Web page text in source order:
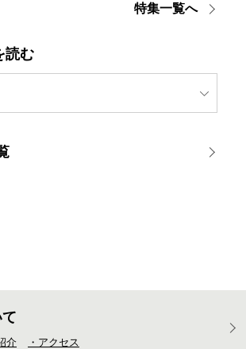
特集一覧へ
読む
介 ・アクセス